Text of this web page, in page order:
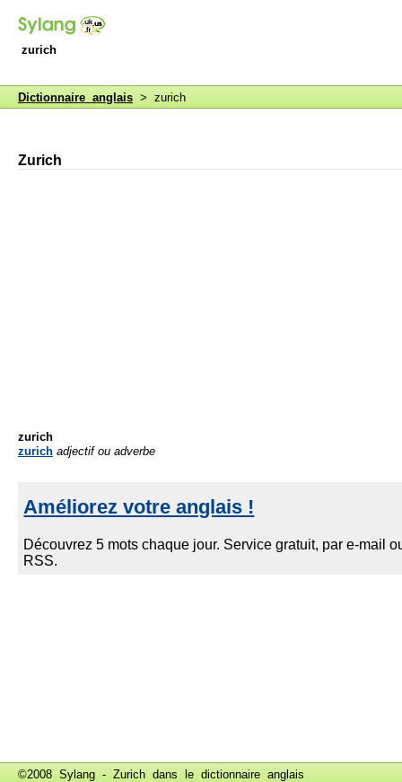
zurich
Dictionnaire anglais > zurich
Zurich
zurich
zurich adjectif ou adverbe
©2008 Sylang - Zurich dans le dictionnaire anglais